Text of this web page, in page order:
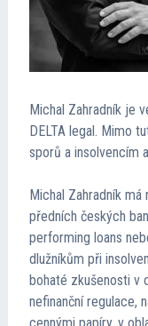
Michal Zahradník je
DELTA legal. Mimo
sporů a insolvencím
Michal Zahradník
předních českých
performing loans
dlužníkům při
bohaté zkušenosti v
nefinanční regulace,